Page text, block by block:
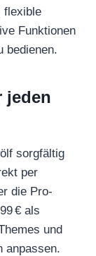
flexible
Funktionen
bedienen.
jeden
sorgfältig
per
die Pro-
€ als
und
anpassen.